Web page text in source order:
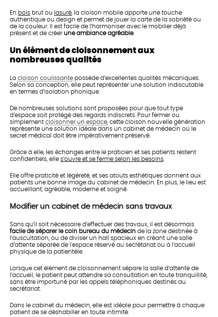
En bois brut ou lasuré , la cloison mobile apporte une touche
authentique ou design et permet de jouer la carte de la sobriété ou
de la couleur. Il est facile de l’harmoniser avec le mobilier déjà
présent et de créer une ambiance agréable.
Un élément de cloisonnement aux
nombreuses qualités
La cloison coulissante possède d’excellentes qualités mécaniques.
Selon sa conception, elle peut représenter une solution indiscutable
en termes d’isolation phonique.
De nombreuses solutions sont proposées pour que tout type
d’espace soit protégé des regards indiscrets. Pour fermer ou
simplement cloisonner un espace , cette cloison nouvelle génération
représente une solution idéale dans un cabinet de médecin où le
secret médical doit être impérativement préservé.
Grâce à elle, les échanges entre le praticien et ses patients restent
confidentiels, elle s’ouvre et se ferme selon les besoins
Elle offre praticité et légèreté, et ses atouts esthétiques donnent aux
patients une bonne image du cabinet de médecin. En plus, le lieu est
accueillant, agréable, moderne et soigné.
Modifier un cabinet de médecin sans travaux
Sans qu’il soit nécessaire d’effectuer des travaux, il est désormais
facile de séparer le coin bureau du médecin de la zone destinée à
l’auscultation, ou de diviser un hall spacieux en créant une salle
d’attente séparée de l'espace réservé au secrétariat ou à l’accueil
physique de la patientèle.
Lorsque cet élément de cloisonnement sépare la salle d’attente de
l’accueil, le patient peut attendre sa consultation en toute tranquillité,
sans être importuné par les appels téléphoniques destinés au
secrétariat.
Dans le cabinet du médecin, elle est idéale pour permettre à chaque
patient de se déshabiller en toute intimité.